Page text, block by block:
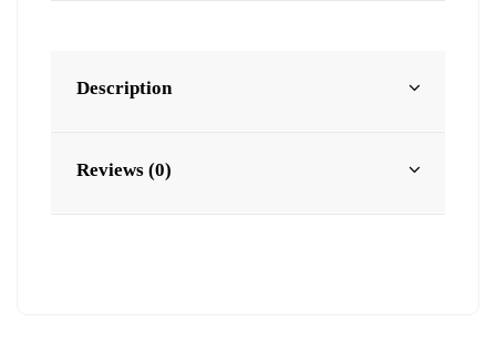
Description
Reviews (0)